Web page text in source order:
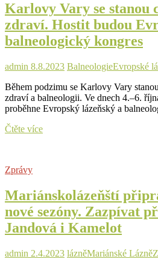
Evropy.
Začíná
lázeňský
a
balneologický
Karlovy Vary se stanou
zdraví. Hostit budou
balneologický kongres
admin 8.8.2023 BalneologieEvropské
Během podzimu se Karlovy Vary
zdraví a balneologii. Ve dnech 4.–6.
proběhne Evropský lázeňský a
Čtěte víceKarlovy
zdraví.
Hostit
budou
Evropský
lázeňský
balneologický
Zprávy
Mariánskolázeňští
nové sezóny. Zazpívat
Jandová i Kamelot
admin 2.4.2023 lázněMariánské Lázně